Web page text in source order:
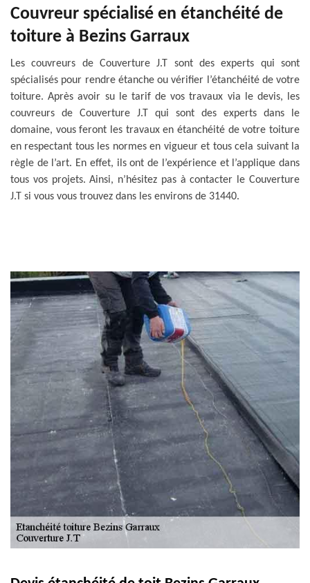
Couvreur spécialisé en étanchéité de
toiture à Bezins Garraux
Les couvreurs de Couverture J.T sont des experts qui sont
spécialisés pour rendre étanche ou vérifier l’étanchéité de votre
toiture. Après avoir su le tarif de vos travaux via le devis, les
couvreurs de Couverture J.T qui sont des experts dans le
domaine, vous feront les travaux en étanchéité de votre toiture
en respectant tous les normes en vigueur et tous cela suivant la
règle de l’art. En effet, ils ont de l’expérience et l’applique dans
tous vos projets. Ainsi, n’hésitez pas à contacter le Couverture
J.T si vous vous trouvez dans les environs de 31440.